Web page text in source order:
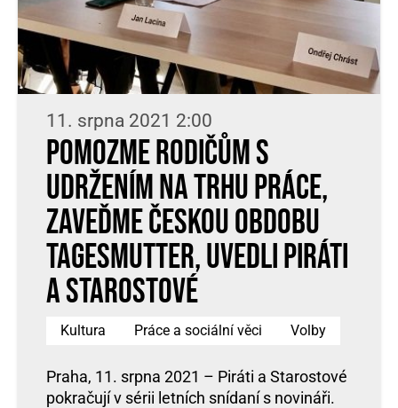
11. srpna 2021 2:00
Pomozme rodičům s
udržením na trhu práce,
zaveďme českou obdobu
Tagesmutter, uvedli Piráti
a Starostové
Kultura Práce a sociální věci Volby
Praha, 11. srpna 2021 – Piráti a Starostové
pokračují v sérii letních snídaní s novináři.